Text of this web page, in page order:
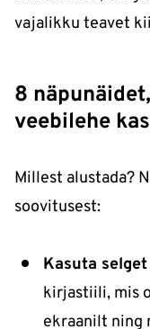
vajalikku teavet
8
veebilehe
Millest alustada?
soovitusest:
Kasuta
kirjastiili, mis
ekraanilt ning